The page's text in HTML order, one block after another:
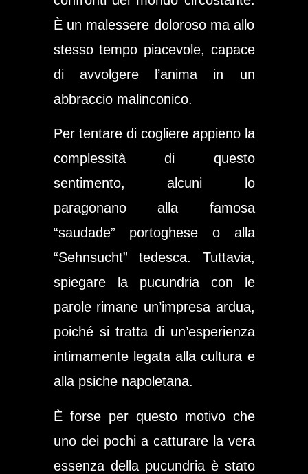
È un malessere doloroso ma allo
stesso tempo piacevole, capace
di avvolgere l’anima in un
abbraccio malinconico.
Per tentare di cogliere appieno la
complessità di questo
sentimento, alcuni lo
paragonano alla famosa
“saudade” portoghese o alla
“Sehnsucht” tedesca. Tuttavia,
spiegare la pucundria con le
parole rimane un’impresa ardua,
poiché si tratta di un’esperienza
intimamente legata alla cultura e
alla psiche napoletana.
È forse per questo motivo che
uno dei pochi a catturare la vera
essenza della pucundria è stato